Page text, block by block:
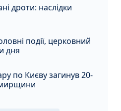
дроти: наслідки
події, церковний
дня
по Києву загинув 20-